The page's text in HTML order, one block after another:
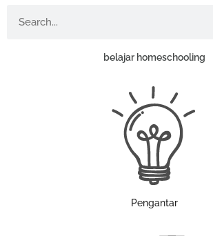
belajar homeschooling
Pengantar